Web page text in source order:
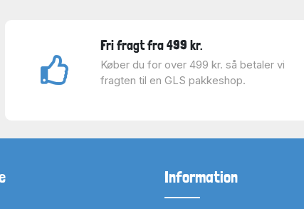
Fri fragt fra 499 kr.
Køber du for over 499 kr. så betaler vi
fragten til en GLS pakkeshop.
Information